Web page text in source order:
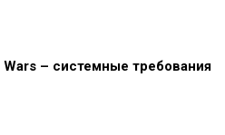
Wars – системные требования